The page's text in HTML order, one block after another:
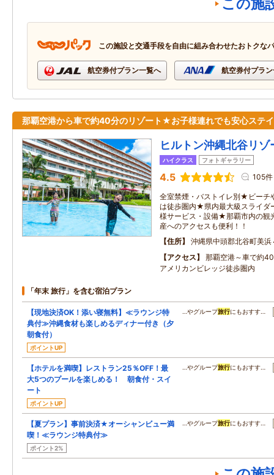
この施
この施設と交通手段を自由に組み合わせたおトクな
航空券付プラン一覧へ 航空券付プラ
那覇空港から車で約40分のリゾート★お子様連れでも安心ステ
ヒルトン沖縄北谷リゾ
ハイクラス フォトギャラリー
4.5 105件
全室禁煙・バストイレ別★ビーチ
は徒歩圏内★県内最大級スライ
様サービス・設備★那覇市内の観
産へのアクセスも便利！！
住所
沖縄県中頭郡北谷町美浜
アクセス
那覇空港～車で約
アメリカンビレッジ徒歩圏内
「年末 旅行」を含む宿泊プラン
【現地決済OK！添い寝無料】≪ラウンジ特
典付≫沖縄食材も楽しめるディナー付き（夕
朝食付）
ポイントUP
…やグループ旅行にもおすす…
【ホテルを満喫】レストラン25％OFF！最
大5つのプールを楽しめる！ 朝食付・スイ
ート
ポイントUP
…やグループ旅行にもおすす…
【夏プラン】事前決済★オーシャンビュー満
喫！≪ラウンジ特典付≫
ポイント2%
…やグループ旅行にもおすす…